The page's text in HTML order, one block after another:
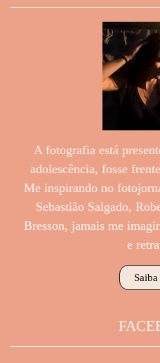
A fotografia está
adolescência, fosse
Me inspirando no
Sebastião Salgado,
Bresson, jamais me
e